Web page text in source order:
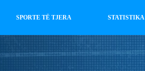
SPORTE TË TJERA STATISTIKA